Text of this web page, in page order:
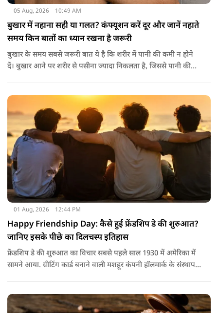
05 Aug, 2026 10:49 AM
बुखार में नहाना सही या गलत? कंफ्यूशन करें दूर और जानें नहाते
समय किन बातों का ध्यान रखना है जरूरी
बुखार के समय सबसे जरूरी बात ये है कि शरीर में पानी की कमी न होने
दें। बुखार आने पर शरीर से पसीना ज्यादा निकलता है, जिससे पानी की
होते हैं। खाने में हल्का और आसानी से पचने वाला भोजन जैसे खिचड़ी
और दलिया आदि लेना अच्छा माना जाता है।
01 Aug, 2026 12:44 PM
Happy Friendship Day: कैसे हुई फ्रेंडशिप डे की शुरुआत?
जानिए इसके पीछे का दिलचस्प इतिहास
फ्रेंडशिप डे की शुरुआत का विचार सबसे पहले साल 1930 में अमेरिका में
सामने आया. ग्रीटिंग कार्ड बनाने वाली मशहूर कंपनी हॉलमार्क के संस्थापक